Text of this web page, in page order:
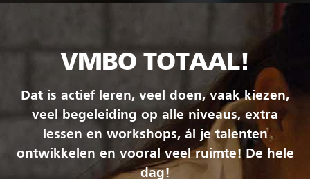
VMBO TOTAAL!
Dat is actief leren, veel doen, vaak kiezen,
veel begeleiding op alle niveaus, extra
lessen en workshops, ál je talenten
ontwikkelen en vooral veel ruimte! De hele
dag!